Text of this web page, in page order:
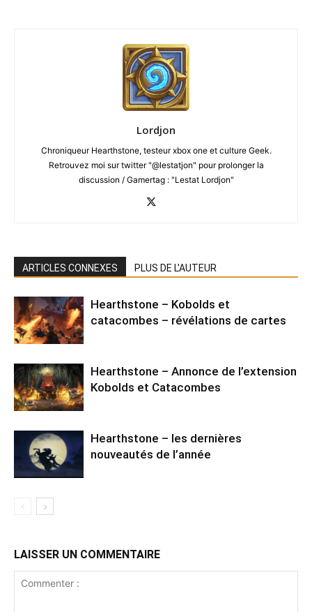
Lordjon
Chroniqueur Hearthstone, testeur xbox one et culture Geek.
Retrouvez moi sur twitter "@lestatjon" pour prolonger la
discussion / Gamertag : "Lestat Lordjon"
ARTICLES CONNEXES PLUS DE L'AUTEUR
Hearthstone – Kobolds et
catacombes – révélations de cartes
Hearthstone – Annonce de l’extension
Kobolds et Catacombes
Hearthstone – les dernières
nouveautés de l’année
LAISSER UN COMMENTAIRE